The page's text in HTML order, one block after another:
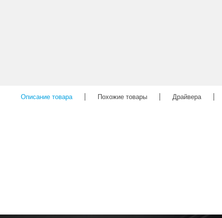
Описание товара Похожие товары Драйвера